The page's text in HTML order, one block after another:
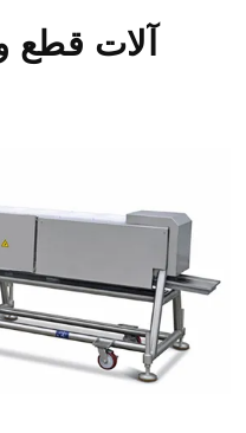
آلات قطع